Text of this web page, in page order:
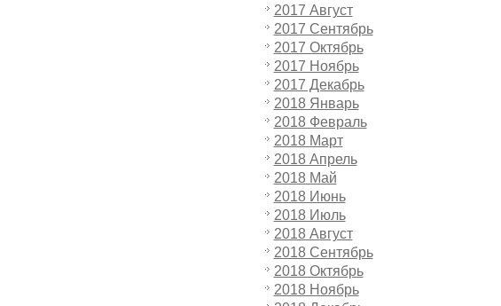
2017 Август
2017 Сентябрь
2017 Октябрь
2017 Ноябрь
2017 Декабрь
2018 Январь
2018 Февраль
2018 Март
2018 Апрель
2018 Май
2018 Июнь
2018 Июль
2018 Август
2018 Сентябрь
2018 Октябрь
2018 Ноябрь